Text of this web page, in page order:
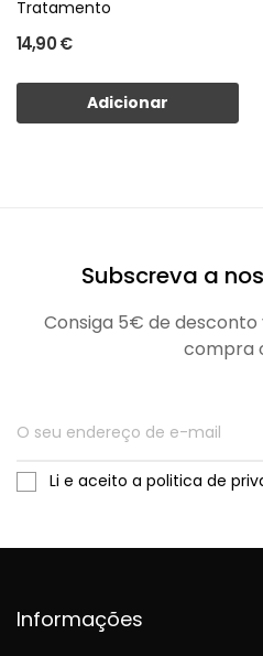
Tratamento
14,90 €
Adicionar
Subscreva a
Consiga 5€ de desconto
compra
Li e aceito a politica de
Informações